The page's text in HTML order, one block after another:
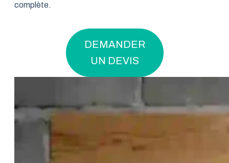
complète.
DEMANDER
UN DEVIS